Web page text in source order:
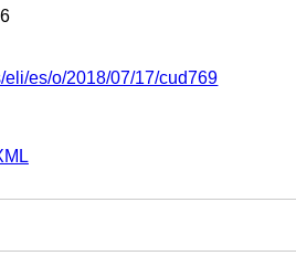
eli/es/o/2018/07/17/cud769